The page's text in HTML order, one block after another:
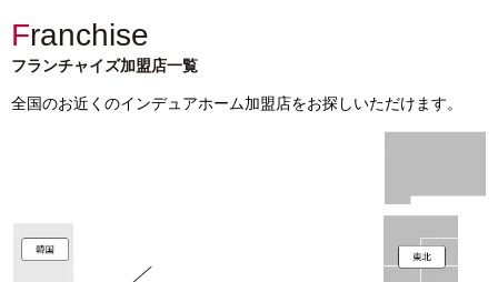
Franchise
フランチャイズ加盟店一覧
全国のお近くのインデュアホーム加盟店をお探しいただけます。